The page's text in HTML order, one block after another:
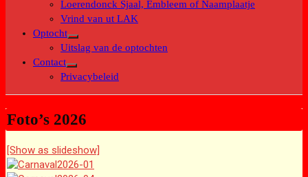
Loerendonck Sjaal, Embleem of Naamplaatje
Vrind van ut LAK
Optocht
Toon
submenu
Uitslag van de optochten
Contact
Toon
submenu
Privacybeleid
Foto’s 2026
[Show as slideshow]